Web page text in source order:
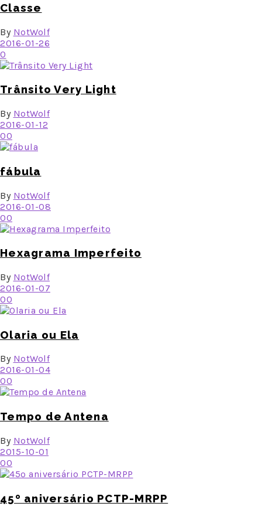
Classe
By NotWolf
2016-01-26
0
Trânsito Very Light
By NotWolf
2016-01-12
00
fábula
By NotWolf
2016-01-08
00
Hexagrama Imperfeito
By NotWolf
2016-01-07
00
Olaria ou Ela
By NotWolf
2016-01-04
00
Tempo de Antena
By NotWolf
2015-10-01
00
45º aniversário PCTP-MRPP